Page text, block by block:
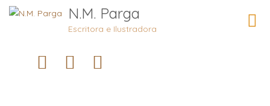
N.M. Parga
Escritora e Ilustradora